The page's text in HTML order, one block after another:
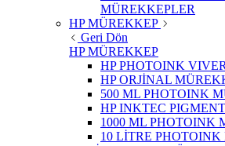
MÜREKKEPLER
HP MÜREKKEP
Geri Dön
HP MÜREKKEP
HP PHOTOINK
HP ORJİNAL
500 ML PHOTOINK
HP INKTEC
1000 ML PHOTOINK
10 LİTRE